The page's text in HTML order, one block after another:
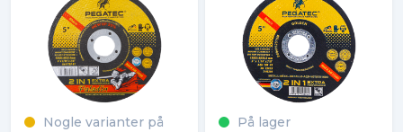
Nogle varianter på
På lager